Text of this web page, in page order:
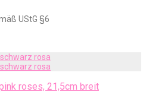
UStG §6
roses, 21,5cm breit